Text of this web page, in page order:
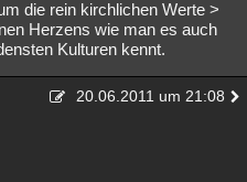
die rein kirchlichen Werte >
Herzens wie man es auch
Kulturen kennt.
20.06.2011 um 21:08